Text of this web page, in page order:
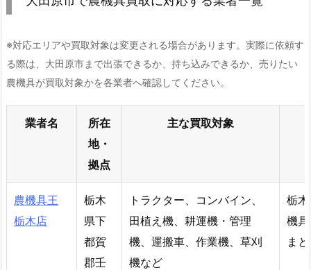
※対応エリアや買取対象は変更される場合があります。実際に依頼す
る際は、大田原市まで出張できるか、持ち込みできるか、売りたい
農機具が買取対象かを各業者へ確認してください。
業者名
所在
地・
拠点
主な買取対象
農機具王
栃木店
栃木
県下
都賀
郡壬
トラクター、コンバイン、
田植え機、耕運機・管理
機、運搬車、作業機、草刈
機など
栃
機
ま